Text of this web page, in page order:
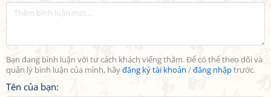
Bạn đang bình luận với tư cách khách viếng thăm. Để có thể theo dõi và
quản lý bình luận của mình, hãyđăng ký tài khoản /đăng nhậptrước.
Tên của bạn: